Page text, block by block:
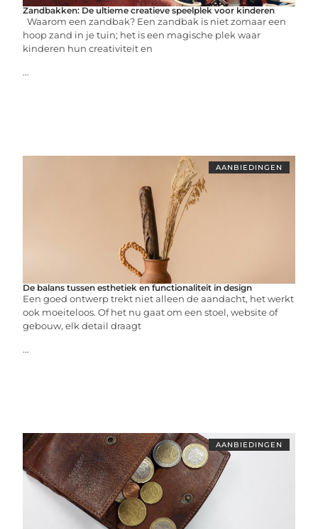
Zandbakken: De ultieme creatieve speelplek voor kinderen
Waarom een zandbak? Een zandbak is niet zomaar een
hoop zand in je tuin; het is een magische plek waar
kinderen hun creativiteit en
...
AANBIEDINGEN
De balans tussen esthetiek en functionaliteit in design
Een goed ontwerp trekt niet alleen de aandacht, het werkt
ook moeiteloos. Of het nu gaat om een stoel, website of
gebouw, elk detail draagt
...
AANBIEDINGEN